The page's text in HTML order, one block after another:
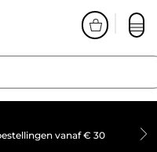
vanaf € 30